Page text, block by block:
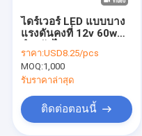
ไดร์เวอร์ LED แบบบาง
แรงดันคงที่ 12v 60w
ราคา:USD8.25/pcs
MOQ:1,000
รับราคาล่าสุด
ติดต่อตอนนี้